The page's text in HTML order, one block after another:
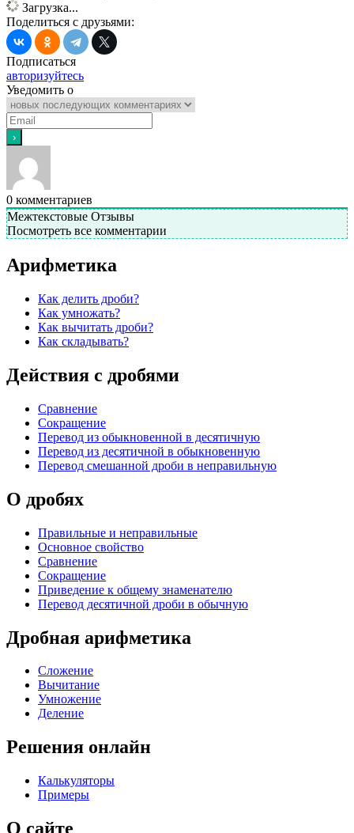
Загрузка...
Поделиться с друзьями:
Подписаться
авторизуйтесь
Уведомить о
0 комментариев
Межтекстовые Отзывы
Посмотреть все комментарии
Арифметика
Как делить дроби?
Как умножать?
Как вычитать дроби?
Как складывать?
Действия с дробями
Сравнение
Сокращение
Перевод из обыкновенной в десятичную
Перевод из десятичной в обыкновенную
Перевод смешанной дроби в неправильную
О дробях
Правильные и неправильные
Основное свойство
Сравнение
Сокращение
Приведение к общему знаменателю
Перевод десятичной дроби в обычную
Дробная арифметика
Сложение
Вычитание
Умножение
Деление
Решения онлайн
Калькуляторы
Примеры
О сайте